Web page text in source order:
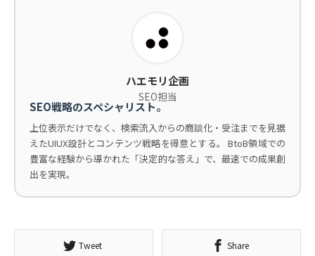
ハエモリ企画
SEO担当
SEO戦略のスペシャリスト。
上位表示だけでなく、検索流入からの商談化・受注までを見据
えたUIUX設計とコンテンツ戦略を得意とする。 BtoB領域での
豊富な経験から導かれた「決定的な答え」で、最速での成果創
出を実現。
Tweet Share